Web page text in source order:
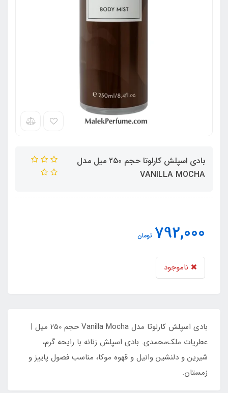
بادی اسپلش کارلوتا حجم ٢۵٠ میل مدل
VANILLA MOCHA
792,000 تومان
ناموجود
بادی اسپلش کارلوتا مدل Vanilla Mocha حجم 250 میل |
عطریات ملک‌محمدی. بادی اسپلش زنانه با رایحه گرم،
شیرین و دلنشین وانیل و قهوه موکا، مناسب فصول پاییز و
زمستان.